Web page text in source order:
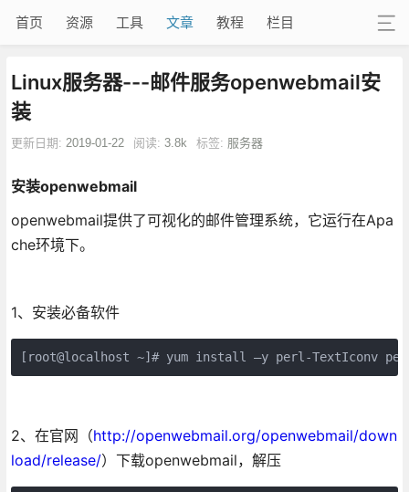
首页 资源 工具 文章 教程 栏目
Linux服务器---邮件服务openwebmail安
装
更新日期: 2019-01-22 阅读: 3.8k 标签: 服务器
安装openwebmail
openwebmail提供了可视化的邮件管理系统，它运行在Apa
che环境下。
1、安装必备软件
[root@localhost ~]# yum install –y perl-TextIconv
2、在官网（http://openwebmail.org/openwebmail/down
load/release/）下载openwebmail，解压